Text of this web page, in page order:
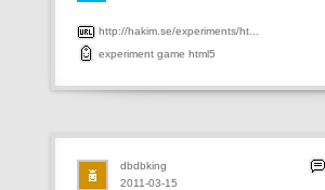
http://hakim.se/experiments/ht...
experiment game html5
2011-03-15
dbdbking